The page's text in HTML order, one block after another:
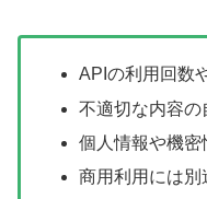
APIの利用回数
不適切な内容の
個人情報や機密
商用利用には